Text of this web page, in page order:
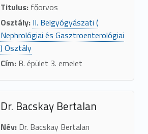
Titulus:főorvos
Osztály: II. Belgyógyászati (
Nephrológiai és Gasztroenterológiai
) Osztály
Cím:B. épület 3. emelet
Dr. Bacskay Bertalan
Név:Dr. Bacskay Bertalan